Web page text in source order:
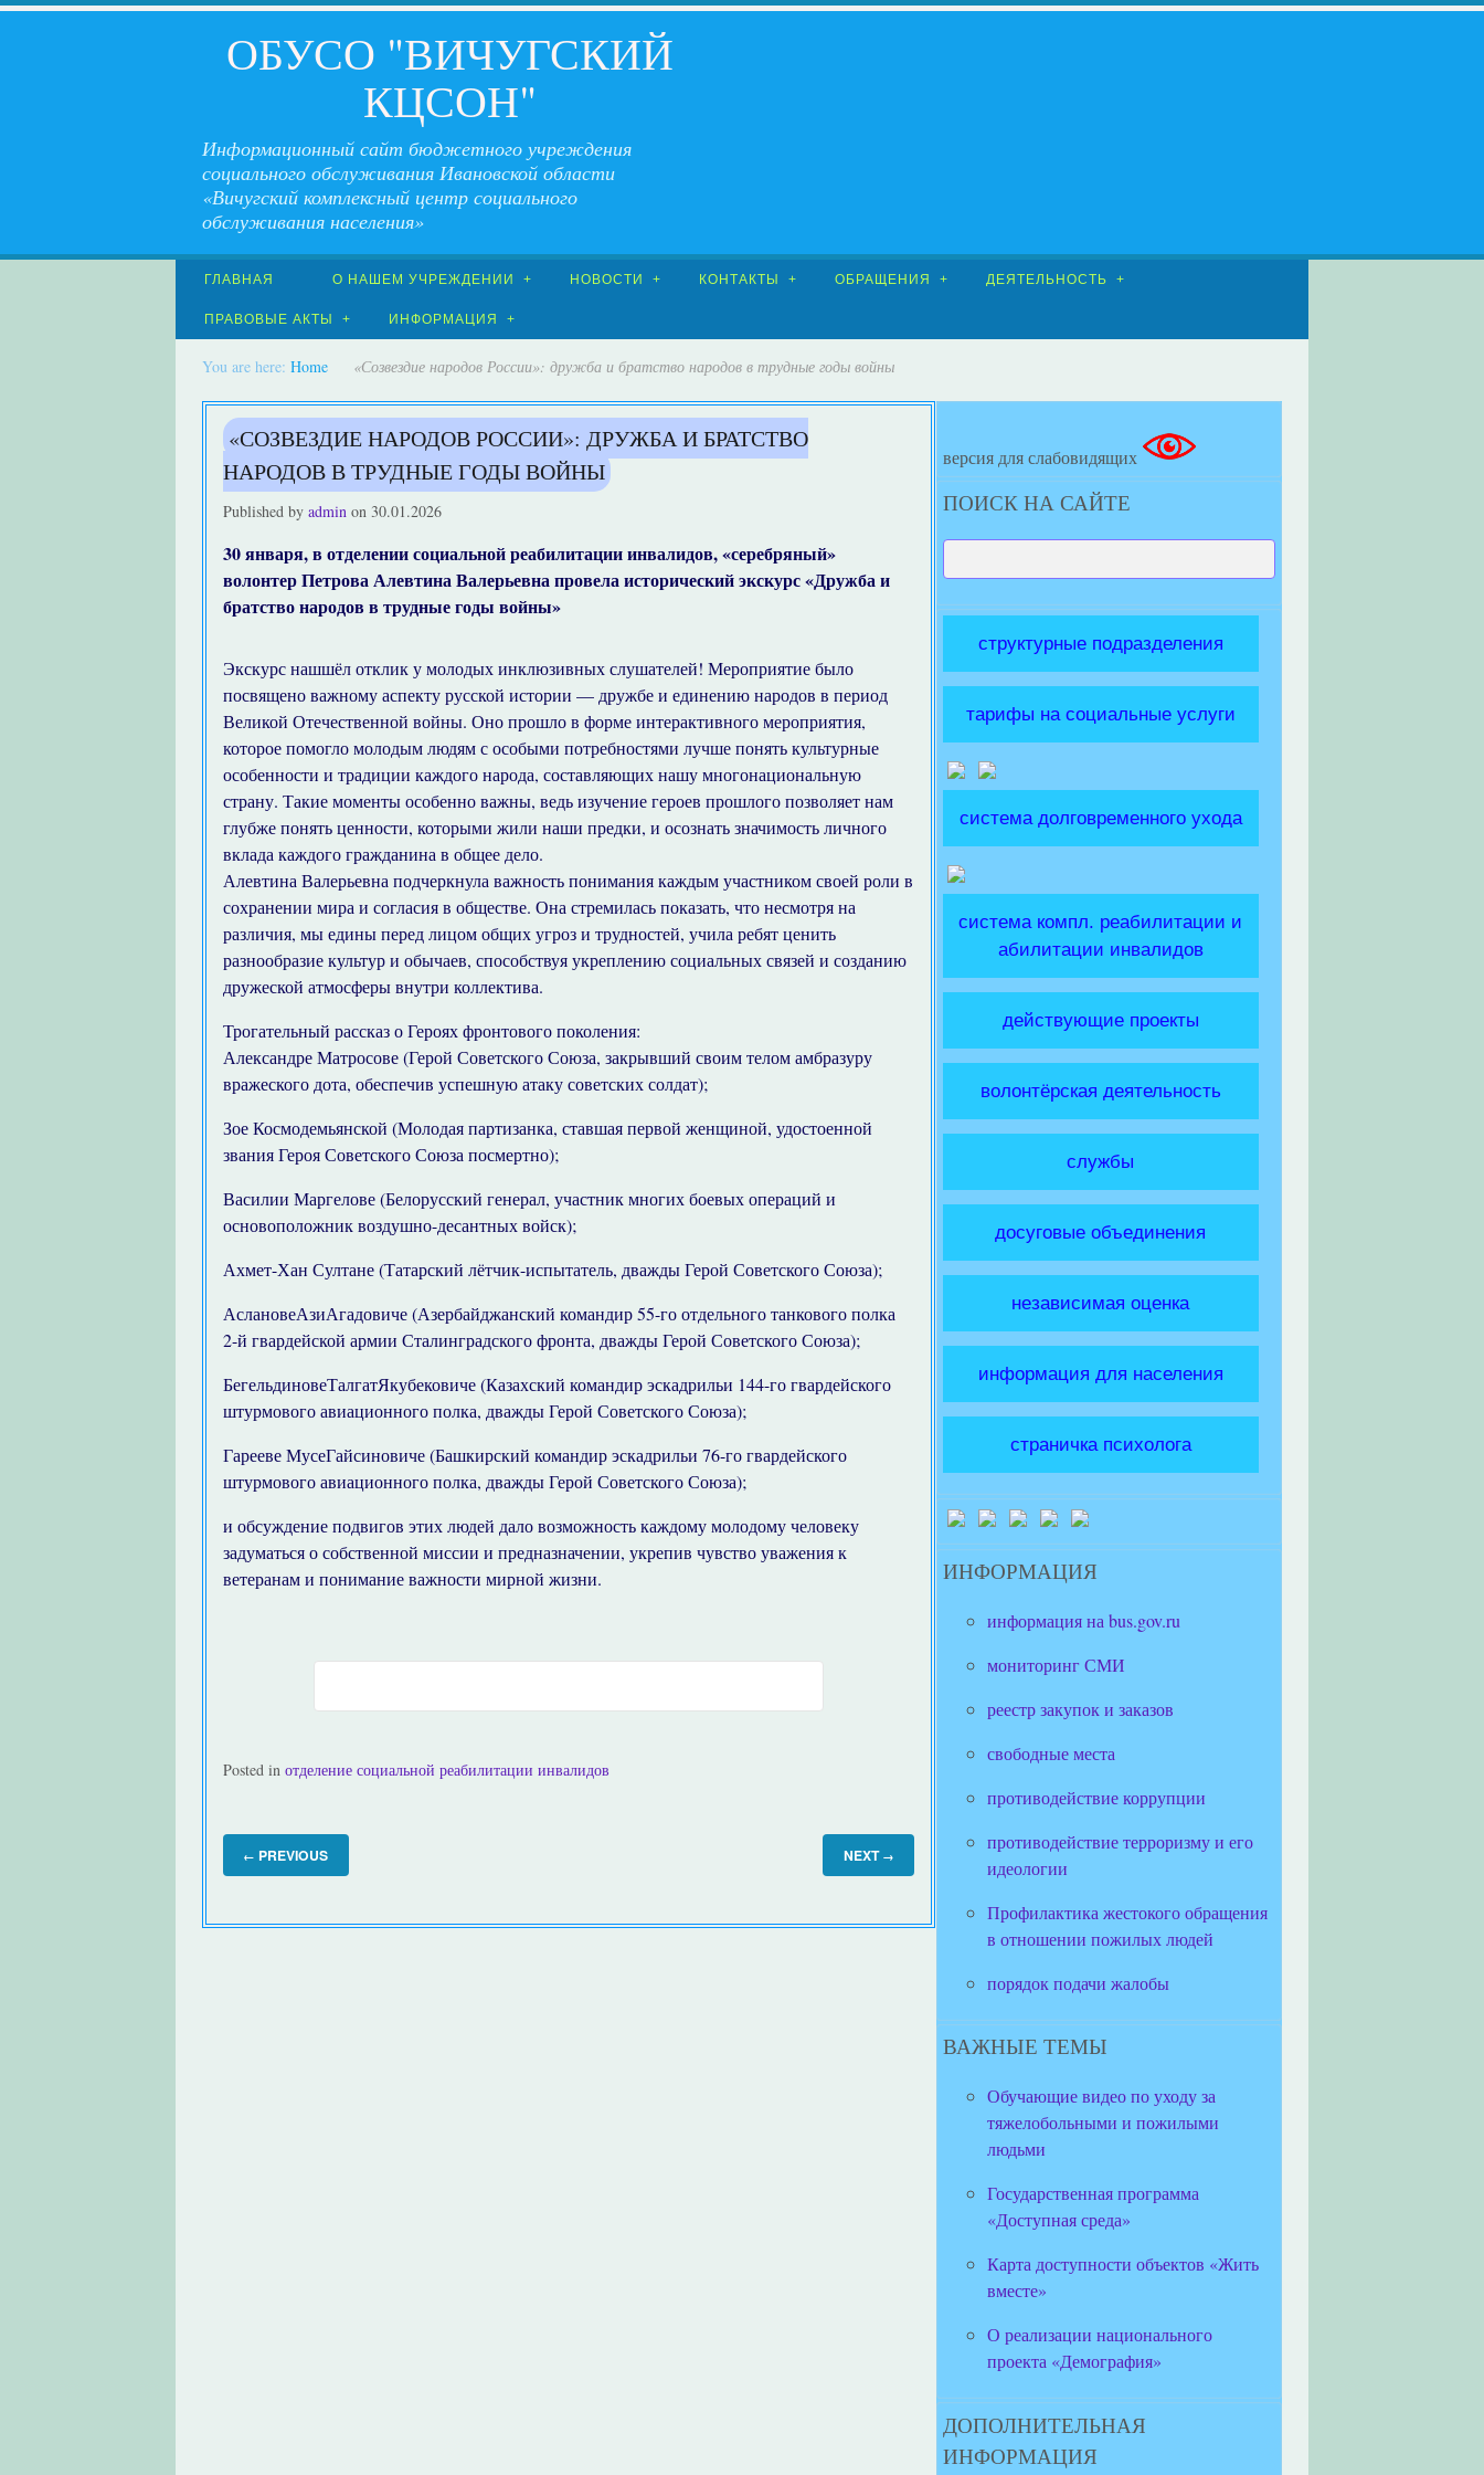
ОБУСО "ВИЧУГСКИЙ
КЦСОН"
Информационный сайт бюджетного учреждения
социального обслуживания Ивановской области
«Вичугский комплексный центр социального
обслуживания населения»
ГЛАВНАЯ О НАШЕМ УЧРЕЖДЕНИИ НОВОСТИ КОНТАКТЫ ОБРАЩЕНИЯ ДЕЯТЕЛЬНОСТЬ
ПРАВОВЫЕ АКТЫ ИНФОРМАЦИЯ
You are here: Home «Созвездие народов России»: дружба и братство народов в трудные годы войны
«СОЗВЕЗДИЕ НАРОДОВ РОССИИ»: ДРУЖБА И БРАТСТВО
НАРОДОВ В ТРУДНЫЕ ГОДЫ ВОЙНЫ
Published by admin on 30.01.2026
30 января, в отделении социальной реабилитации инвалидов, «серебряный»
волонтер Петрова Алевтина Валерьевна провела исторический экскурс «Дружба и
братство народов в трудные годы войны»
Экскурс нашшёл отклик у молодых инклюзивных слушателей! Мероприятие было
посвящено важному аспекту русской истории — дружбе и единению народов в период
Великой Отечественной войны. Оно прошло в форме интерактивного мероприятия,
которое помогло молодым людям с особыми потребностями лучше понять культурные
особенности и традиции каждого народа, составляющих нашу многонациональную
страну. Такие моменты особенно важны, ведь изучение героев прошлого позволяет нам
глубже понять ценности, которыми жили наши предки, и осознать значимость личного
вклада каждого гражданина в общее дело.
Алевтина Валерьевна подчеркнула важность понимания каждым участником своей роли в
сохранении мира и согласия в обществе. Она стремилась показать, что несмотря на
различия, мы едины перед лицом общих угроз и трудностей, учила ребят ценить
разнообразие культур и обычаев, способствуя укреплению социальных связей и созданию
дружеской атмосферы внутри коллектива.
Трогательный рассказ о Героях фронтового поколения:
Александре Матросове (Герой Советского Союза, закрывший своим телом амбразуру
вражеского дота, обеспечив успешную атаку советских солдат);
Зое Космодемьянской (Молодая партизанка, ставшая первой женщиной, удостоенной
звания Героя Советского Союза посмертно);
Василии Маргелове (Белорусский генерал, участник многих боевых операций и
основоположник воздушно-десантных войск);
Ахмет-Хан Султане (Татарский лётчик-испытатель, дважды Герой Советского Союза);
АслановеАзиАгадовиче (Азербайджанский командир 55-го отдельного танкового полка
2-й гвардейской армии Сталинградского фронта, дважды Герой Советского Союза);
БегельдиновеТалгатЯкубековиче (Казахский командир эскадрильи 144-го гвардейского
штурмового авиационного полка, дважды Герой Советского Союза);
Гарееве МусеГайсиновиче (Башкирский командир эскадрильи 76-го гвардейского
штурмового авиационного полка, дважды Герой Советского Союза);
и обсуждение подвигов этих людей дало возможность каждому молодому человеку
задуматься о собственной миссии и предназначении, укрепив чувство уважения к
ветеранам и понимание важности мирной жизни.
Posted in отделение социальной реабилитации инвалидов
← PREVIOUS NEXT →
версия для слабовидящих
ПОИСК НА САЙТЕ
структурные подразделения
тарифы на социальные услуги
система долговременного ухода
система компл. реабилитации и
абилитации инвалидов
действующие проекты
волонтёрская деятельность
службы
досуговые объединения
независимая оценка
информация для населения
страничка психолога
ИНФОРМАЦИЯ
информация на bus.gov.ru
мониторинг СМИ
реестр закупок и заказов
свободные места
противодействие коррупции
противодействие терроризму и его
идеологии
Профилактика жестокого обращения
в отношении пожилых людей
порядок подачи жалобы
ВАЖНЫЕ ТЕМЫ
Обучающие видео по уходу за
тяжелобольными и пожилыми
людьми
Государственная программа
«Доступная среда»
Карта доступности объектов «Жить
вместе»
О реализации национального
проекта «Демография»
ДОПОЛНИТЕЛЬНАЯ
ИНФОРМАЦИЯ